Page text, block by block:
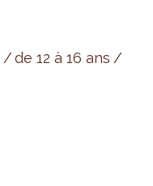
de 12 à 16 ans